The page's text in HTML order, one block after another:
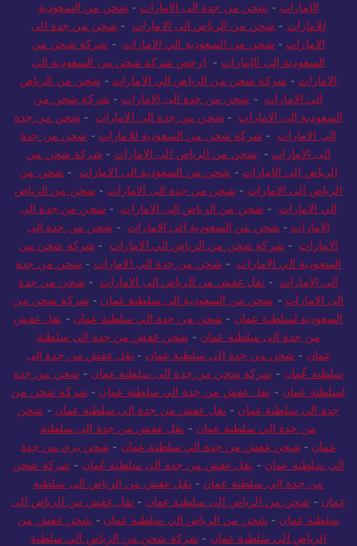
الإمارات - شحن من جدة الى الامارات - شحن من السعودية
للامارات - شحن من الرياض الى الامارات - شحن من جدة الى
الامارات - شحن من السعودية الي الامارات - شركة شحن من
السعودية إلى الإمارات - ارخص شركة شحن من السعودية الى
الامارات - شركة شحن من الرياض الي الامارات - شحن من الرياض
الي الامارات - شحن من جدة الى الامارات - شركة شحن من
السعودية الى الامارات - شحن من جدة الى الامارات - شحن من جدة
الى الامارات - شركة شحن من السعودية للامارات - شحن من جدة
الى الامارات - شحن من الرياض الى الامارات - شركة شحن من
الرياض إلى الإمارات - شحن من السعودية الى الامارات - شحن من
الرياض الى الامارات - شحن من جدة الى الامارات - شحن من الرياض
الي الامارات - شحن من الرياض الى الامارات - شحن من جدة الى
الامارات - شحن من السعودية الى الامارات - شحن من جدة الى
الامارات - شركة شحن من الرياض الي الامارات - شركة شحن من
السعودية الي الامارات - شحن من جدة الى الامارات - شحن من جدة
الى الامارات - نقل عفش من الرياض الى الامارات - شحن من جدة
الى الامارات - شحن من السعودية الى سلطنة عمان - شركة شحن من
السعودية لسلطنة عمان - شحن من جدة الي سلطنة عمان - نقل عفش
من جدة الى سلطنة عمان - شحن عفش من جدة الى سلطنة
عمان - شحن من جدة الى سلطنة عمان - نقل عفش من جدة الى
سلطنة عُمان - شركة شحن من جدة الى سلطنة عمان - شحن من جدة
لسلطنة عمان - نقل عفش من جدة الي سلطنة عمان - شركة شحن من
جدة الي سلطنة عمان - نقل عفش من جدة الى سلطنة عمان - شحن
من جدة الي سلطنة عمان - نقل عفش من جدة الى سلطنة
عمان - شحن عفش من جدة الي سلطنة عمان - شحن بري من جدة
الى سلطنة عمان - نقل عفش من جدة الى سلطنة عُمان - شركة شحن
من جدة الي سلطنة عمان - نقل عفش من الرياض الى سلطنة
عمان - شحن من الرياض الى سلطنة عمان - نقل عفش من الرياض الى
سلطنة عمان - شحن من الرياض الي سلطنة عمان - شحن عفش من
الرياض الى سلطنة عمان - شركة شحن من الرياض الي سلطنة